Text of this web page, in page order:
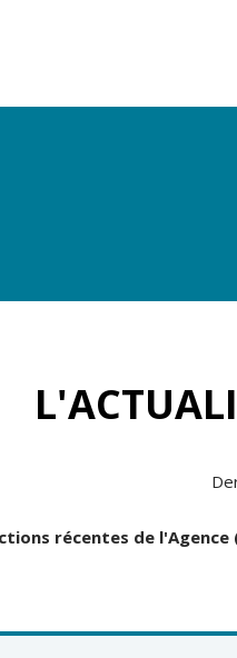
e
récentes de l'Agence